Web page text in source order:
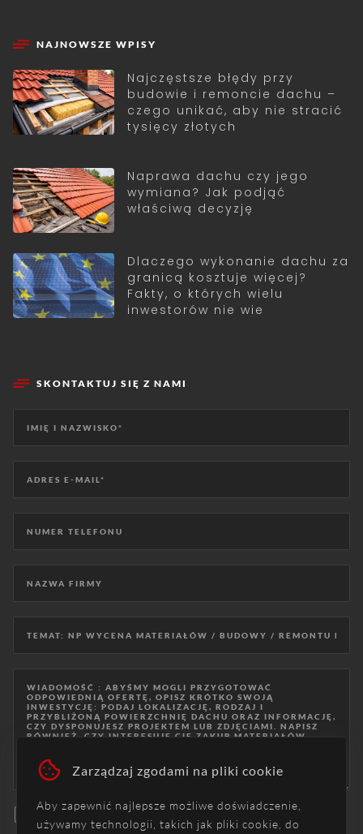
Zarządzaj zgodami na pliki cookie
Aby zapewnić najlepsze możliwe doświadczenie,
używamy technologii, takich jak pliki cookie, do
NAJNOWSZE WPISY
Najczęstsze błędy przy
budowie i remoncie dachu –
czego unikać, aby nie stracić
tysięcy złotych
Naprawa dachu czy jego
wymiana? Jak podjąć
właściwą decyzję
Dlaczego wykonanie dachu za
granicą kosztuje więcej?
Fakty, o których wielu
inwestorów nie wie
SKONTAKTUJ SIĘ Z NAMI
Akceptuję politykę prywatności.